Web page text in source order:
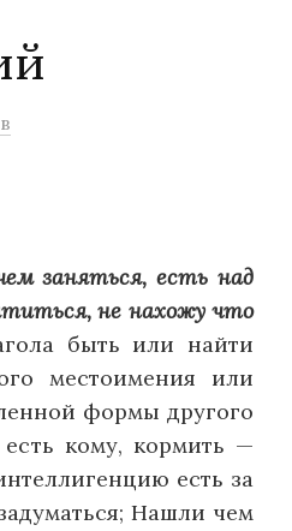
заняться, есть над
не нахожу что
быть или найти
местоимения или
формы другого
кому, кормить —
есть за
Нашли чем